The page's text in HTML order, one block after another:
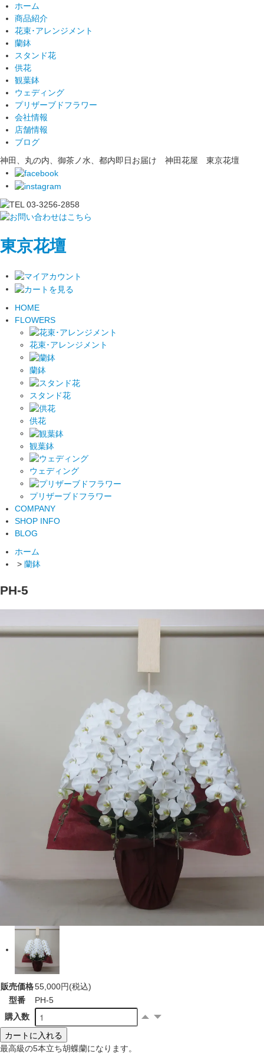
ホーム
商品紹介
花束･アレンジメント
蘭鉢
スタンド花
供花
観葉鉢
ウェディング
プリザーブドフラワー
会社情報
店舗情報
ブログ
神田、丸の内、御茶ノ水、都内即日お届け 神田花屋 東京花壇
東京花壇
HOME
FLOWERS
花束･アレンジメント
蘭鉢
スタンド花
供花
観葉鉢
ウェディング
プリザーブドフラワー
COMPANY
SHOP INFO
BLOG
ホーム
> 蘭鉢
PH-5
販売価格55,000円(税込)
型番
PH-5
購入数
カートに入れる
最高級の5本立ち胡蝶蘭になります。